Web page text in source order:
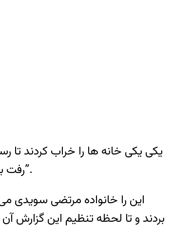
رفت به ماموران سنگی انداخت و دو گلوله پاسخ گرفت. یکی توی قلبش و دیگری توی سرش. او فقط ۱۵ سال داشت”.
بردند و تا لحظه تنظیم این گزارش